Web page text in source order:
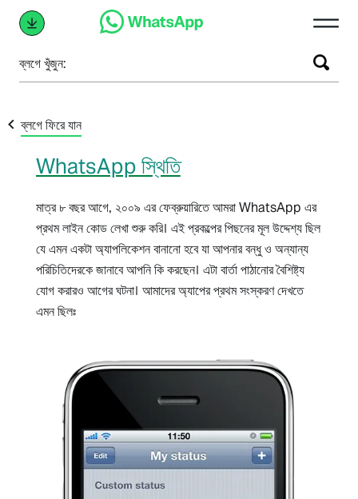
ব্লগে খুঁজুন:
ব্লগে ফিরে যান
WhatsApp স্থিতি
মাত্র ৮ বছর আগে, ২০০৯ এর ফেব্রুয়ারিতে আমরা WhatsApp এর
প্রথম লাইন কোড লেখা শুরু করি। এই প্রকল্পের পিছনের মূল উদ্দেশ্য ছিল
যে এমন একটা অ্যাপলিকেশন বানানো হবে যা আপনার বন্ধু ও অন্যান্য
পরিচিতিদেরকে জানাবে আপনি কি করছেন। এটা বার্তা পাঠানোর বৈশিষ্ট্য
যোগ করারও আগের ঘটনা। আমাদের অ্যাপের প্রথম সংস্করণ দেখতে
এমন ছিলঃ